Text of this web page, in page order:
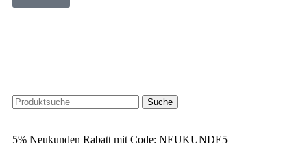
Suche
5% Neukunden Rabatt mit Code: NEUKUNDE5